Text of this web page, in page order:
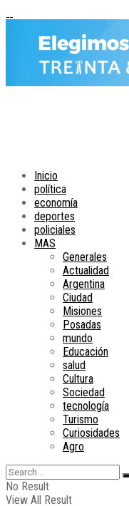
Inicio
política
economía
deportes
policiales
MAS
Generales
Actualidad
Argentina
Ciudad
Misiones
Posadas
mundo
Educación
salud
Cultura
Sociedad
tecnología
Turismo
Curiosidades
Agro
No Result
View All Result